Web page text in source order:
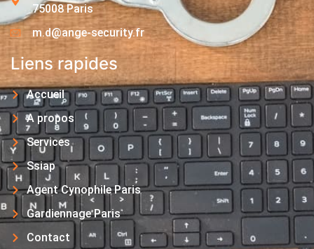
75008 Paris
m.d@ange-security.fr
Liens rapides
Accueil
A propos
Services
Ssiap
Agent Cynophile Paris
Gardiennage Paris
Contact